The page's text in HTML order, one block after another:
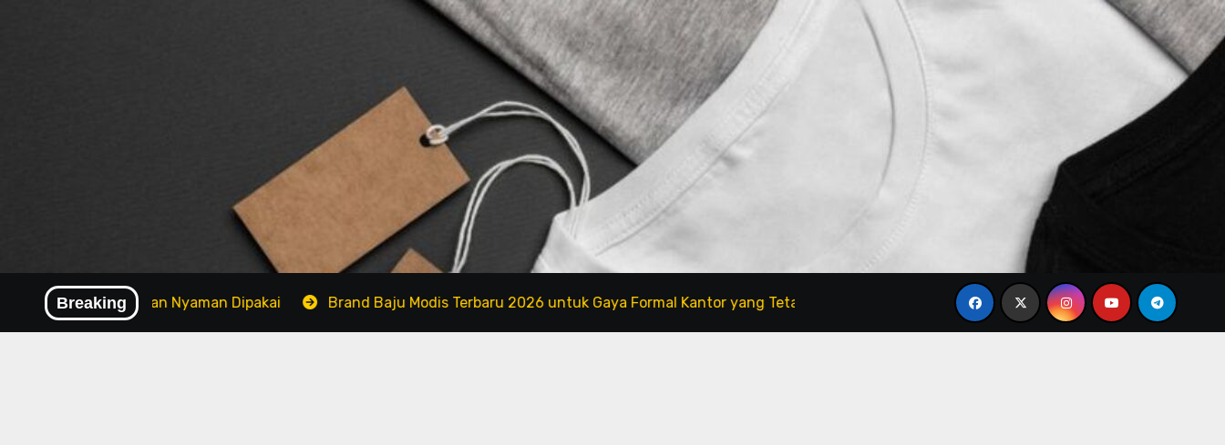
Breaking
Adem dan Nyaman Dipakai Brand Baju Modis Terbaru 2026 untuk Gaya Formal Kantor yang Tetap Fashionable Tren Brand Baju Modis Terbaru 2026 yang Paling